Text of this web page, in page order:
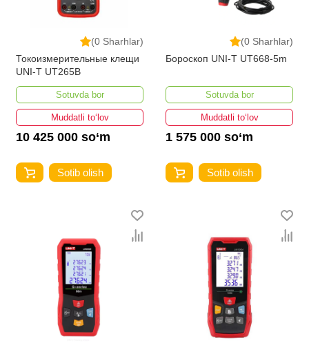
(0 Sharhlar)
Токоизмерительные клещи
UNI-T UT265B
Sotuvda bor
Muddatli to‘lov
10 425 000 so‘m
Sotib olish
(0 Sharhlar)
Бороскоп UNI-T UT668-5m
Sotuvda bor
Muddatli to‘lov
1 575 000 so‘m
Sotib olish